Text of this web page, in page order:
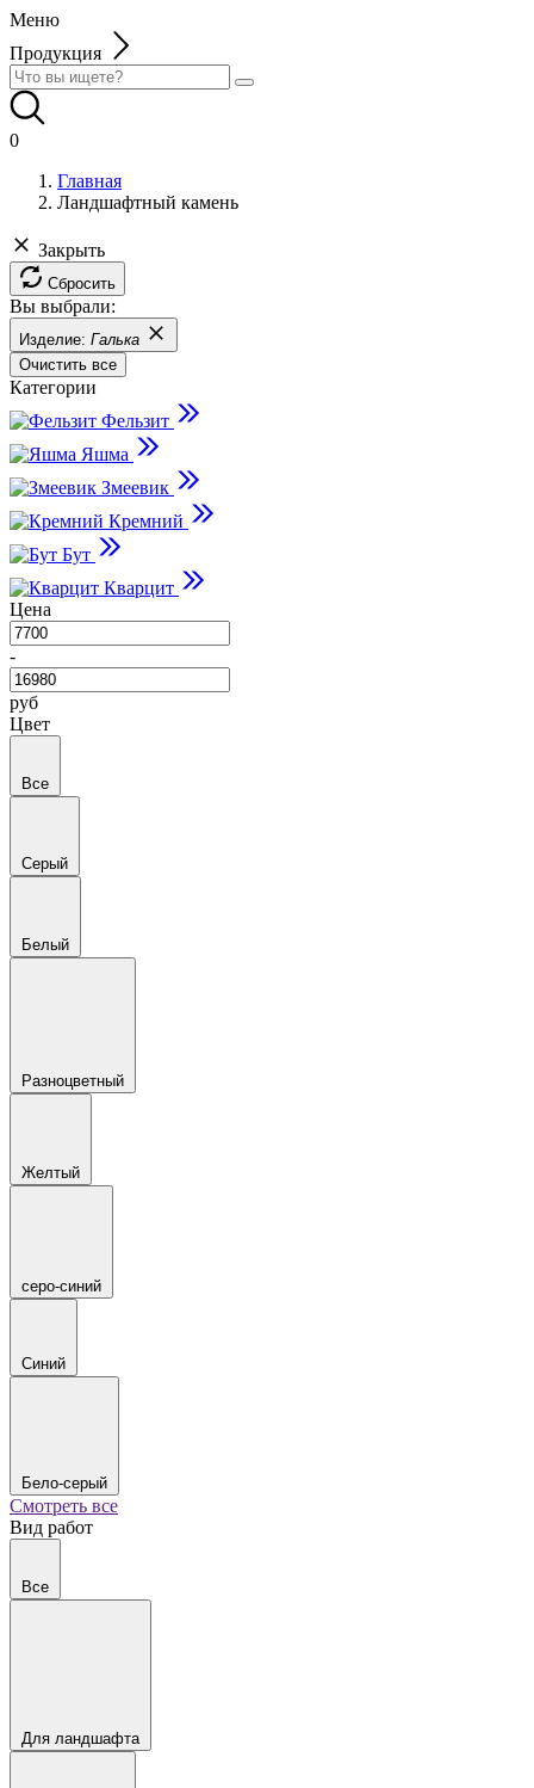
Меню
Продукция
0
Главная
Ландшафтный камень
Закрыть
Сбросить
Вы выбрали:
Изделие: Галька
Очистить все
Категории
Фельзит
Яшма
Змеевик
Кремний
Бут
Кварцит
Цена
-
руб
Цвет
Все
Серый
Белый
Разноцветный
Желтый
серо-синий
Синий
Бело-серый
Смотреть все
Вид работ
Все
Для ландшафта